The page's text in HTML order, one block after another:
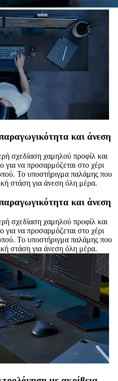
και άνεση
σχεδίαση χαμηλού προφίλ και
για να προσαρμόζεται στο χέρι
Το υποστήριγμα παλάμης που
στάση για άνεση όλη μέρα.
και άνεση
σχεδίαση χαμηλού προφίλ και
για να προσαρμόζεται στο χέρι
Το υποστήριγμα παλάμης που
στάση για άνεση όλη μέρα.